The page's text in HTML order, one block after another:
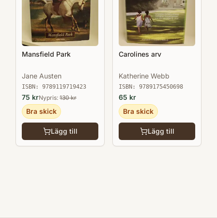
Mansfield Park
Jane Austen
ISBN: 9789119719423
75 krNypris: 130kr
Bra skick
Lägg till
Carolines arv
Katherine Webb
ISBN: 9789175450698
65 kr
Bra skick
Lägg till